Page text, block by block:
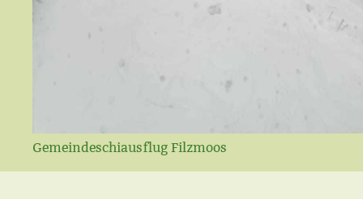
Gemeindeschiausflug Filzmoos